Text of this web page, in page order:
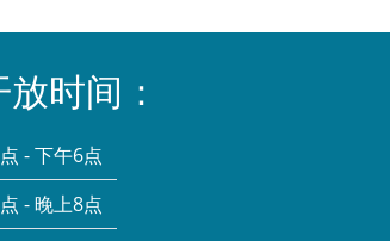
时间：
- 下午6点
- 晚上8点